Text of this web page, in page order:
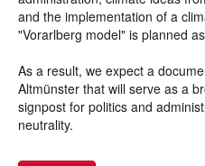
and the implementation of a
"Vorarlberg model" is planned
As a result, we expect a
Altmünster that will serve as a
signpost for politics and
neutrality.